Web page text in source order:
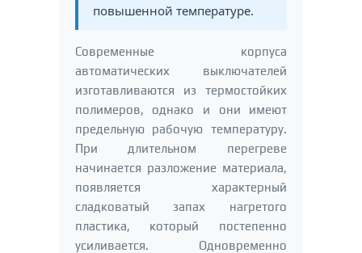
повышенной температуре.
Современные корпуса
автоматических выключателей
изготавливаются из термостойких
полимеров, однако и они имеют
предельную рабочую температуру.
При длительном перегреве
начинается разложение материала,
появляется характерный
сладковатый запах нагретого
пластика, который постепенно
усиливается. Одновременно